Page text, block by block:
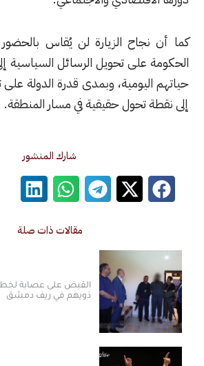
الزيارة لن يُقاس بالحضور الإعلامي
على تحويل الرسائل السياسية إلى واقع
وبمدى قدرة الدولة على تحويل
تحول حقيقية في مسار المنطقة.
شارك المنشور
مقالات ذات صلة
القبض على عصابة لخطف رجال أعمال
ذويهم في ريف دمشق